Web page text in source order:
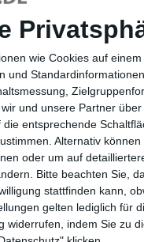
wie Cookies auf
und
und unsere Partner
entsprechende
Alternativ können
oder um auf
Bitte beachten Sie,
stattfinden kann,
gelten lediglich für
widerrufen, indem Sie zu
Um das
Team-
während des
Start von B…